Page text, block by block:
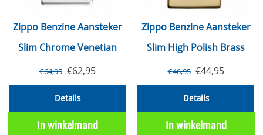
Zippo Benzine Aansteker
Slim Chrome Venetian
€64,95 €62,95
Details
In winkelmand
Zippo Benzine Aansteker
Slim High Polish Brass
€46,95 €44,95
Details
In winkelmand